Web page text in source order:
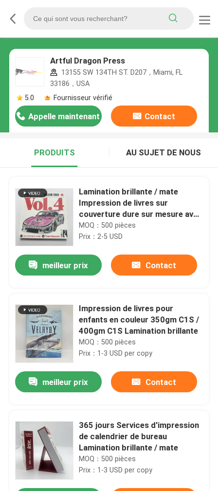
Artful Dragon Press
13155 SW 134TH ST. D207，Miami, FL
33186，USA
5.0
Fournisseur vérifié
Appelle maintenant Contact
PRODUITS AU SUJET DE NOUS
Lamination brillante / mate
Impression de livres sur
couverture dure sur mesure avec
boîtier en plastique
MOQ：500 pièces
Prix：2-5 USD
meilleur prix Contact
Impression de livres pour
enfants en couleur 350gm C1S /
400gm C1S Lamination brillante
MOQ：500 pièces
Prix：1-3 USD per copy
meilleur prix Contact
365 jours Services d'impression
de calendrier de bureau
Lamination brillante / mate
MOQ：500 pièces
Prix：1-3 USD per copy